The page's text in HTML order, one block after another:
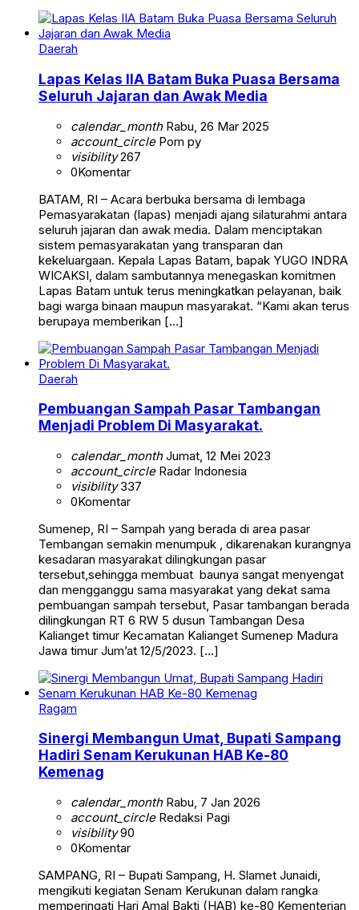
Daerah
Lapas Kelas IIA Batam Buka Puasa Bersama
Seluruh Jajaran dan Awak Media
calendar_monthRabu, 26 Mar 2025
account_circlePom py
visibility267
0Komentar
BATAM, RI – Acara berbuka bersama di lembaga
Pemasyarakatan (lapas) menjadi ajang silaturahmi antara
seluruh jajaran dan awak media. Dalam menciptakan
sistem pemasyarakatan yang transparan dan
kekeluargaan. Kepala Lapas Batam, bapak YUGO INDRA
WICAKSI, dalam sambutannya menegaskan komitmen
Lapas Batam untuk terus meningkatkan pelayanan, baik
bagi warga binaan maupun masyarakat. “Kami akan terus
berupaya memberikan […]
Daerah
Pembuangan Sampah Pasar Tambangan
Menjadi Problem Di Masyarakat.
calendar_monthJumat, 12 Mei 2023
account_circleRadar Indonesia
visibility337
0Komentar
Sumenep, RI – Sampah yang berada di area pasar
Tembangan semakin menumpuk , dikarenakan kurangnya
kesadaran masyarakat dilingkungan pasar
tersebut,sehingga membuat baunya sangat menyengat
dan mengganggu sama masyarakat yang dekat sama
pembuangan sampah tersebut, Pasar tambangan berada
dilingkungan RT 6 RW 5 dusun Tambangan Desa
Kalianget timur Kecamatan Kalianget Sumenep Madura
Jawa timur Jum’at 12/5/2023. […]
Ragam
Sinergi Membangun Umat, Bupati Sampang
Hadiri Senam Kerukunan HAB Ke-80
Kemenag
calendar_monthRabu, 7 Jan 2026
account_circleRedaksi Pagi
visibility90
0Komentar
SAMPANG, RI – Bupati Sampang, H. Slamet Junaidi,
mengikuti kegiatan Senam Kerukunan dalam rangka
memperingati Hari Amal Bakti (HAB) ke-80 Kementerian